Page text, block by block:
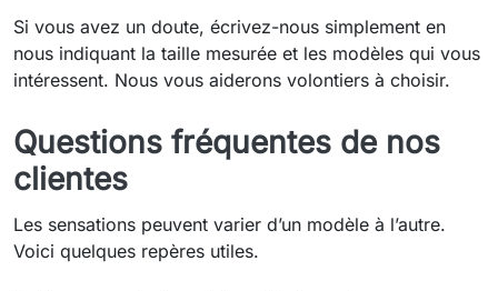
Si vous avez un doute, écrivez-nous simplement en
nous indiquant la taille mesurée et les modèles qui vous
intéressent. Nous vous aiderons volontiers à choisir.
Questions fréquentes de nos
clientes
Les sensations peuvent varier d’un modèle à l’autre.
Voici quelques repères utiles.